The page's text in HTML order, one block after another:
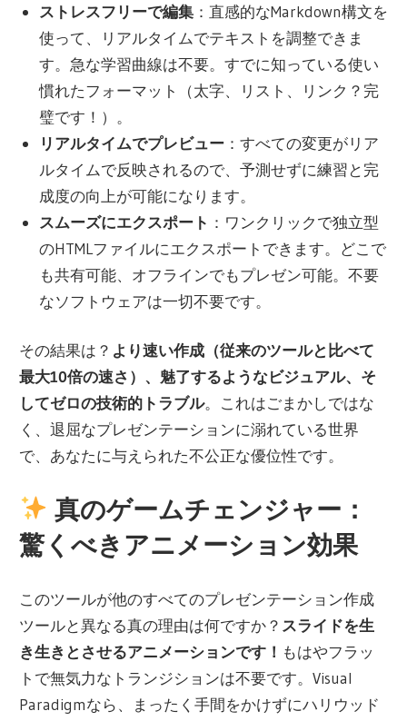
ストレスフリーで編集：直感的なMarkdown構文を
使って、リアルタイムでテキストを調整できま
す。急な学習曲線は不要。すでに知っている使い
慣れたフォーマット（太字、リスト、リンク？完
璧です！）。
リアルタイムでプレビュー：すべての変更がリア
ルタイムで反映されるので、予測せずに練習と完
成度の向上が可能になります。
スムーズにエクスポート ：ワンクリックで独立型
のHTMLファイルにエクスポートできます。どこで
も共有可能、オフラインでもプレゼン可能。不要
なソフトウェアは一切不要です。
その結果は？ より速い作成（従来のツールと比べて
最大10倍の速さ）、魅了するようなビジュアル、そ
してゼロの技術的トラブル。これはごまかしではな
く、退屈なプレゼンテーションに溺れている世界
で、あなたに与えられた不公正な優位性です。
真のゲームチェンジャー：
驚くべきアニメーション効果
このツールが他のすべてのプレゼンテーション作成
ツールと異なる真の理由は何ですか？ スライドを生
き生きとさせるアニメーションです！ もはやフラッ
トで無気力なトランジションは不要です。Visual
Paradigmなら、まったく手間をかけずにハリウッド